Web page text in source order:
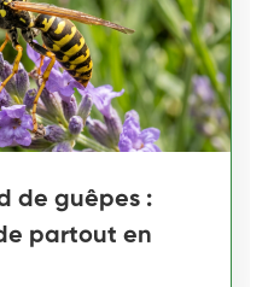
de guêpes :
partout en